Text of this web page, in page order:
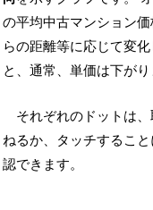
の平均中古マンション
らの距離等に応じて変
と、通常、単価は下がり
それぞれのドットは
ねるか、タッチするこ
認できます。